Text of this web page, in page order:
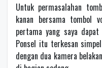
Untuk permasalahan
kanan bersama tombol
pertama yang saya
Ponsel itu terkesan
dengan dua kamera